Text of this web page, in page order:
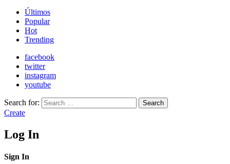
Últimos
Popular
Hot
Trending
facebook
twitter
instagram
youtube
Search for: Search
Create
Log In
Sign In